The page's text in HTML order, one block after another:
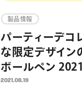
製品情報
パーティーデコ
な限定デザイン
ボールペン 2021
量限定発売
2021.08.19